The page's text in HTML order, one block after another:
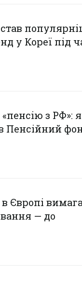
став
у Кореї під
з РФ»:
Пенсійний
Європі
— до